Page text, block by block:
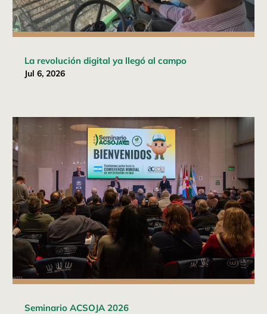
La revolución digital ya llegó al campo
Jul 6, 2026
Seminario ACSOJA 2026